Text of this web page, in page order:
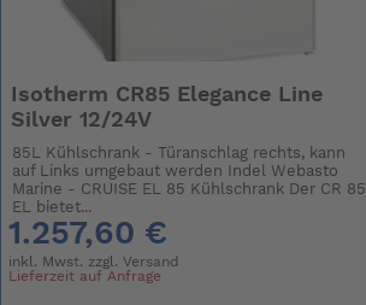
Isotherm CR85 Elegance Line
Silver 12/24V
85L Kühlschrank - Türanschlag rechts, kann
auf Links umgebaut werden Indel Webasto
Marine - CRUISE EL 85 Kühlschrank Der CR 85
EL bietet...
1.257,60 €
inkl. Mwst. zzgl.Versand
Lieferzeit auf Anfrage